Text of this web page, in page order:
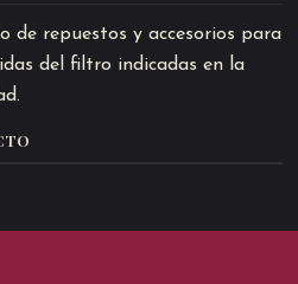
de repuestos y accesorios para
del filtro indicadas en la